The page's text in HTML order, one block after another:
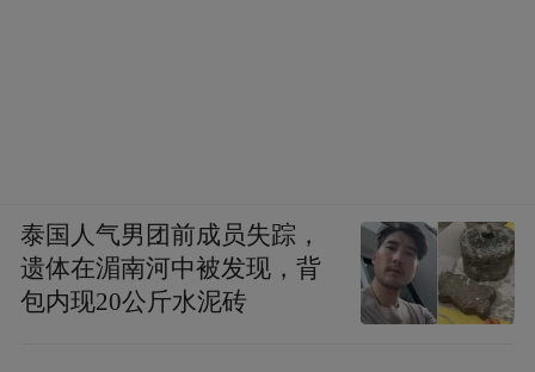
泰国人气男团前成员失踪，
遗体在湄南河中被发现，背
包内现20公斤水泥砖